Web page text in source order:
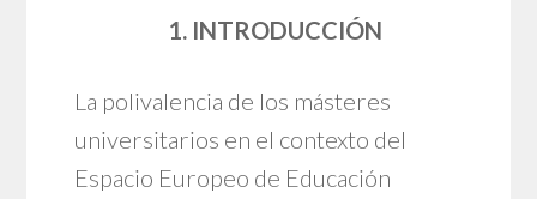
1. INTRODUCCIÓN
La polivalencia de los másteres
universitarios en el contexto del
Espacio Europeo de Educación